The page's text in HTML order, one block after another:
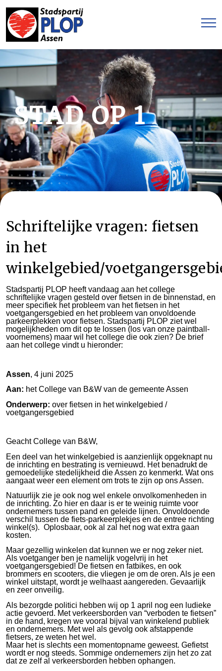
STAD OP 1
Schriftelijke vragen: fietsen
in het
winkelgebied/
Stadspartij PLOP heeft vandaag aan het college
schriftelijke vragen gesteld over fietsen in de binnenstad, en
meer specifiek het probleem van het fietsen in het
voetgangersgebied en het probleem van onvoldoende
parkeerplekken voor fietsen. Stadspartij PLOP ziet wel
mogelijkheden om dit op te lossen (los van onze paintball-
voornemens) maar wil het college die ook zien? De brief
aan het college vindt u hieronder:
Assen, 4 juni 2025
Aan: het College van B&W van de gemeente Assen
Onderwerp: over fietsen in het winkelgebied /
voetgangersgebied
Geacht College van B&W,
Een deel van het winkelgebied is aanzienlijk opgeknapt nu
de inrichting en bestrating is vernieuwd. Het benadrukt de
gemoedelijke stedelijkheid die Assen zo kenmerkt. Wat ons
aangaat weer een element om trots te zijn op ons Assen.
Natuurlijk zie je ook nog wel enkele onvolkomenheden in
de inrichting. Zo hier en daar is er te weinig ruimte voor
ondernemers tussen pand en geleide lijnen. Onvoldoende
verschil tussen de fiets-parkeerplekjes en de entree richting
winkel(s). Oplosbaar, ook al zal het nog wat extra gaan
kosten.
Maar gezellig winkelen dat kunnen we er nog zeker niet.
Als voetganger ben je namelijk vogelvrij in het
voetgangersgebied! De fietsen en fatbikes, en ook
brommers en scooters, die vliegen je om de oren. Als je een
winkel uitstapt, wordt je welhaast aangereden. Gevaarlijk
en zeer onveilig.
Als bezorgde politici hebben wij op 1 april nog een ludieke
actie gevoerd. Met verkeersborden van “verboden te fietsen”
in de hand, kregen we vooral bijval van winkelend publiek
en ondernemers. Met wel als gevolg ook afstappende
fietsers, ze weten het wel.
Maar het is slechts een momentopname geweest. Gefietst
wordt er nog steeds. Sommige ondernemers zijn het zo zat
dat ze zelf al verkeersborden hebben ophangen.